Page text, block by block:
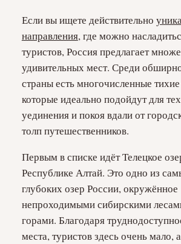
Если вы ищете действительно
направления, где можно
туристов, Россия предлагает
удивительных мест. Среди
страны есть многочисленные
которые идеально подойдут для
уединения и покоя вдали от
толп путешественников.
Первым в списке идёт Телецкое
Республике Алтай. Это одно из
глубоких озер России, окружённое
непроходимыми сибирскими
горами. Благодаря
места, туристов здесь очень мало,